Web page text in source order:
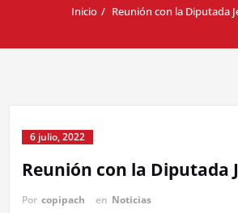
Inicio Reunión con la Diputada
6 julio, 2022
Reunión con la Diputada
Por copipach en Noticias